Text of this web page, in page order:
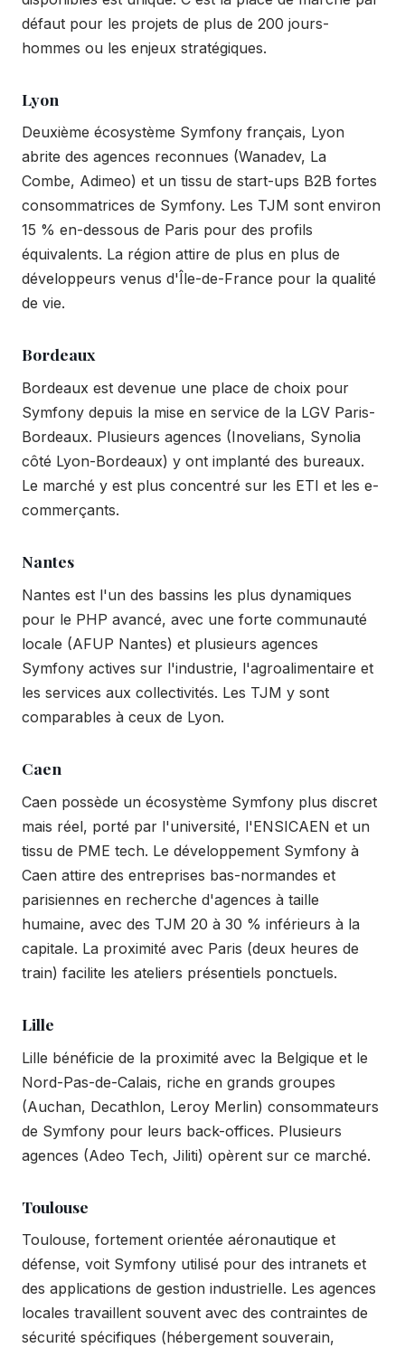
défaut pour les projets de plus de 200 jours-
hommes ou les enjeux stratégiques.
Lyon
Deuxième écosystème Symfony français, Lyon
abrite des agences reconnues (Wanadev, La
Combe, Adimeo) et un tissu de start-ups B2B fortes
consommatrices de Symfony. Les TJM sont environ
15 % en-dessous de Paris pour des profils
équivalents. La région attire de plus en plus de
développeurs venus d'Île-de-France pour la qualité
de vie.
Bordeaux
Bordeaux est devenue une place de choix pour
Symfony depuis la mise en service de la LGV Paris-
Bordeaux. Plusieurs agences (Inovelians, Synolia
côté Lyon-Bordeaux) y ont implanté des bureaux.
Le marché y est plus concentré sur les ETI et les e-
commerçants.
Nantes
Nantes est l'un des bassins les plus dynamiques
pour le PHP avancé, avec une forte communauté
locale (AFUP Nantes) et plusieurs agences
Symfony actives sur l'industrie, l'agroalimentaire et
les services aux collectivités. Les TJM y sont
comparables à ceux de Lyon.
Caen
Caen possède un écosystème Symfony plus discret
mais réel, porté par l'université, l'ENSICAEN et un
tissu de PME tech. Le développement Symfony à
Caen attire des entreprises bas-normandes et
parisiennes en recherche d'agences à taille
humaine, avec des TJM 20 à 30 % inférieurs à la
capitale. La proximité avec Paris (deux heures de
train) facilite les ateliers présentiels ponctuels.
Lille
Lille bénéficie de la proximité avec la Belgique et le
Nord-Pas-de-Calais, riche en grands groupes
(Auchan, Decathlon, Leroy Merlin) consommateurs
de Symfony pour leurs back-offices. Plusieurs
agences (Adeo Tech, Jiliti) opèrent sur ce marché.
Toulouse
Toulouse, fortement orientée aéronautique et
défense, voit Symfony utilisé pour des intranets et
des applications de gestion industrielle. Les agences
locales travaillent souvent avec des contraintes de
sécurité spécifiques (hébergement souverain,